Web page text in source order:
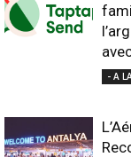
- A